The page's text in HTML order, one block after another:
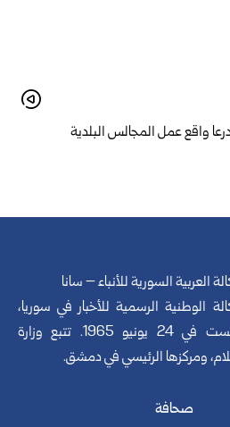
واقع عمل المجالس البلدية
العربية السورية للأنباء – سانا
الوطنية الرسمية للأخبار في سوريا،
تأسست في 24 يونيو 1965. تتبع وزارة
ومركزها الرئيسي في دمشق.
صحافة